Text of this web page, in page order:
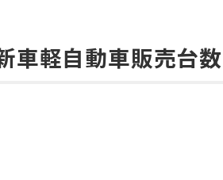
車軽自動車販売台